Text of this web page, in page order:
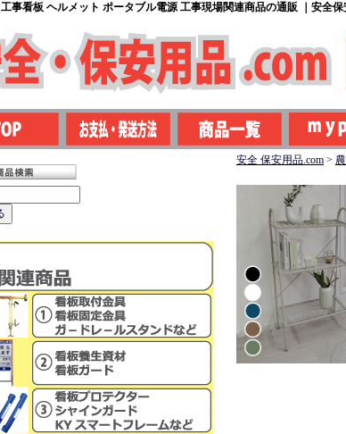
事看板 ヘルメット ポータブル電源 工事現場関連商品の通販 ｜安全保
安全 保安用品.com >